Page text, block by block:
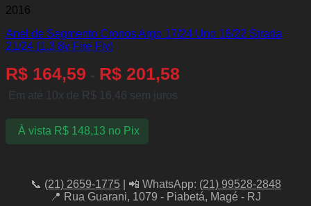
2016
Anel de Segmento Cronos Argo 17/24 Uno 16/22 Strada
21/24 (1.3 8v Fire Fly)
R$ 164,59 - R$ 201,58
Em até 10x de R$ 16,46 sem juros
À vista R$148,13 no Pix
📞 (21) 2659-1775| 📲 WhatsApp: (21) 99528-2848
📍 Rua Guarani, 1079 - Piabetá, Magé - RJ